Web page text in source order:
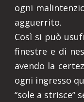
ogni
agguerrito.
Così si può
finestre e di
avendo la
ogni ingresso
“sole a strisce”